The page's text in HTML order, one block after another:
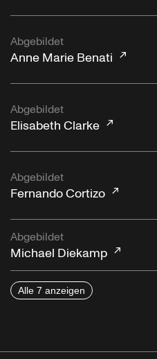
Abgebildet
Anne Marie Benati
Abgebildet
Elisabeth Clarke
Abgebildet
Fernando Cortizo
Abgebildet
Michael Diekamp
Alle 7 anzeigen